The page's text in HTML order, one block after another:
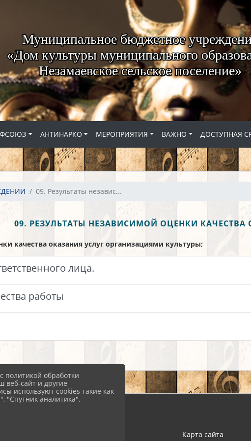
Муниципальное бюджетное
«Дом культуры муниципального
Незамаевское сельское поселение»
АНТИНАРКО МЕРОПРИЯТИЯ ВАЖНО ДОСТУПНАЯ
09. Результаты независ...
09. РЕЗУЛЬТАТЫ НЕЗАВИСИМОЙ ОЦЕНКИ КАЧЕСТВА
качества оказания услуг организациями культуры;
лица.
работы
Карта сайта
политикой обработки
веб-сайт и другие
используют cookies такие как
"Спутник аналитика".